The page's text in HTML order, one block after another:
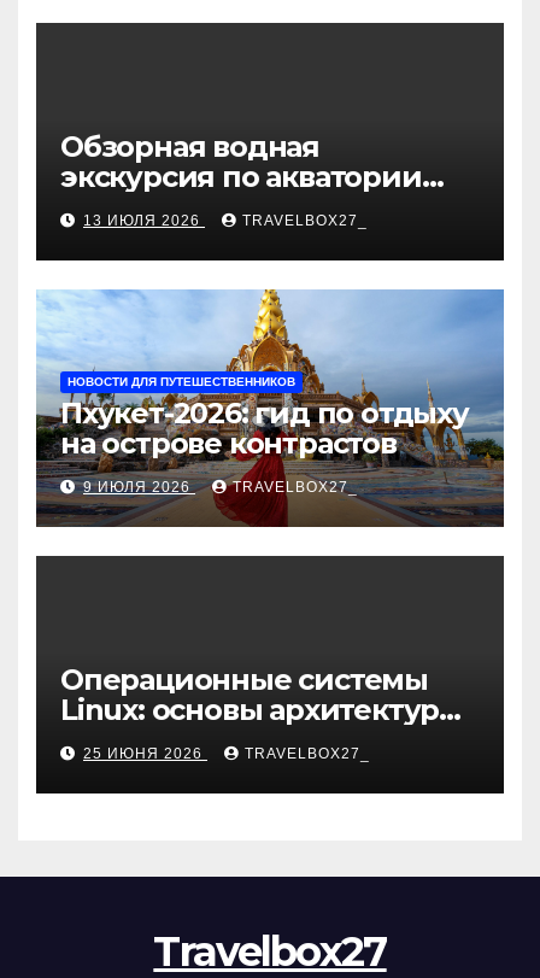
Обзорная водная
экскурсия по акватории
бухты Песчаная
13 ИЮЛЯ 2026 TRAVELBOX27_
НОВОСТИ ДЛЯ ПУТЕШЕСТВЕННИКОВ
Пхукет-2026: гид по отдыху
на острове контрастов
9 ИЮЛЯ 2026 TRAVELBOX27_
Операционные системы
Linux: основы архитектуры,
компоненты и области
применения
25 ИЮНЯ 2026 TRAVELBOX27_
Travelbox27